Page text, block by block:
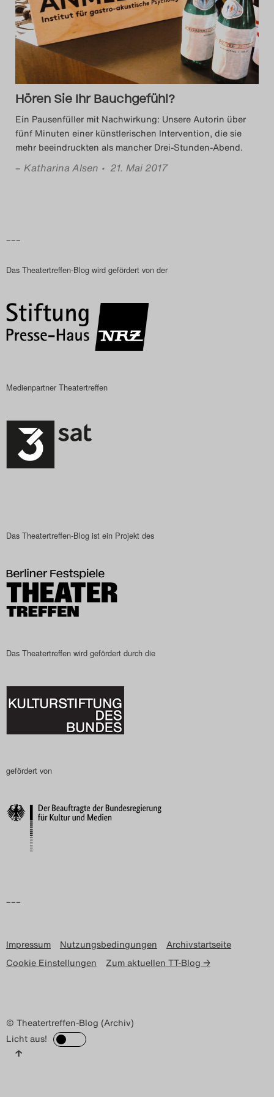
Das Theatertreffen-Blog
2014
Das Theatertreffen-Blog
2015
Das Theatertreffen-Blog
2016
Das Theatertreffen-Blog
2018
Das Theatertreffen-Blog
2018 Alumni
Das Theatertreffen-Blog
Das Theatertreffen-Blog
2022
Das Theatertreffen-Blog
2023
Das Theatertreffen-Blog
2024
2025
Das Theatertreffen-Blog
Nutzungsbedingungen
Hören Sie Ihr Bauchgefühl?
Ein Pausenfüller mit Nachwirkung: Unsere Autorin über
fünf Minuten einer künstlerischen Intervention, die sie
mehr beeindruckten als mancher Drei-Stunden-Abend.
– Katharina Alsen • 21. Mai 2017
–––
Das Theatertreffen-Blog wird gefördert von der
Medienpartner Theatertreffen
Das Theatertreffen-Blog ist ein Projekt des
Das Theatertreffen wird gefördert durch die
gefördert von
–––
Impressum Nutzungsbedingungen
Archivstartseite
Cookie Einstellungen
Zum aktuellen TT-Blog →
© Theatertreffen-Blog (Archiv)
Licht aus!
↑